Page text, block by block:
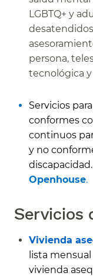
LGBTQ+ y
persona,
tecnológica
Servicios
conformes
continuos
y no
discapacidad.
Openhouse.​​
Servicios
Vivienda
lista
vivienda